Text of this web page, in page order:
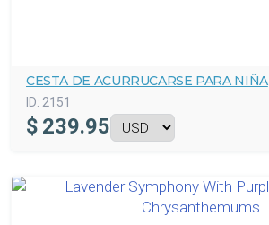
CESTA DE ACURRUCARSE PARA NIÑA
ID: 2151
$ 239.95